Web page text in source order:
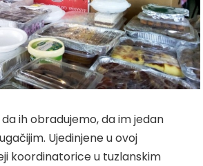
ih obradujemo, da im jedan
Ujedinjene u ovoj
koordinatorice u tuzlanskim